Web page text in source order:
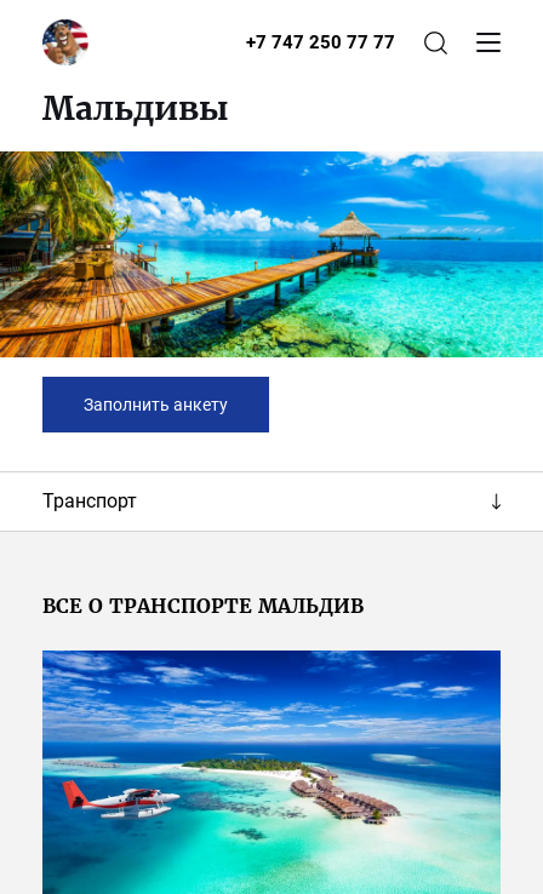
+7 747 250 77 77
Мальдивы
Транспорт
Заполнить анкету
ВСЕ О ТРАНСПОРТЕ МАЛЬДИВ